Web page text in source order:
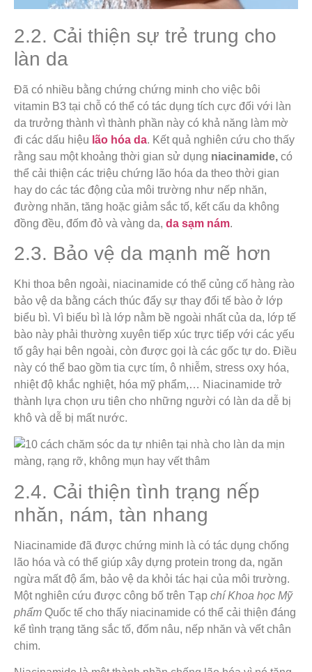
2.2. Cải thiện sự trẻ trung cho
làn da
Đã có nhiều bằng chứng chứng minh cho việc bôi
vitamin B3 tại chỗ có thể có tác dụng tích cực đối với làn
da trưởng thành vì thành phần này có khả năng làm mờ
đi các dấu hiệu lão hóa da. Kết quả nghiên cứu cho thấy
rằng sau một khoảng thời gian sử dụng niacinamide, có
thể cải thiện các triệu chứng lão hóa da theo thời gian
hay do các tác động của môi trường như nếp nhăn,
đường nhăn, tăng hoặc giảm sắc tố, kết cấu da không
đồng đều, đốm đỏ và vàng da, da sạm nám.
2.3. Bảo vệ da mạnh mẽ hơn
Khi thoa bên ngoài, niacinamide có thể củng cố hàng rào
bảo vệ da bằng cách thúc đẩy sự thay đổi tế bào ở lớp
biểu bì. Vì biểu bì là lớp nằm bề ngoài nhất của da, lớp tế
bào này phải thường xuyên tiếp xúc trực tiếp với các yếu
tố gây hại bên ngoài, còn được gọi là các gốc tự do. Điều
này có thể bao gồm tia cực tím, ô nhiễm, stress oxy hóa,
nhiệt độ khắc nghiệt, hóa mỹ phẩm,… Niacinamide trở
thành lựa chọn ưu tiên cho những người có làn da dễ bị
khô và dễ bị mất nước.
2.4. Cải thiện tình trạng nếp
nhăn, nám, tàn nhang
Niacinamide đã được chứng minh là có tác dụng chống
lão hóa và có thể giúp xây dựng protein trong da, ngăn
ngừa mất độ ẩm, bảo vệ da khỏi tác hại của môi trường.
Một nghiên cứu được công bố trên Tạp chí Khoa học Mỹ
phẩm Quốc tế cho thấy niacinamide có thể cải thiện đáng
kể tình trạng tăng sắc tố, đốm nâu, nếp nhăn và vết chân
chim.